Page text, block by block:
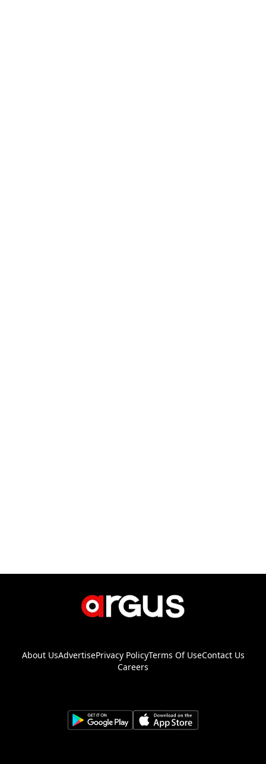
About UsAdvertisePrivacy PolicyTerms Of UseContact Us
Careers